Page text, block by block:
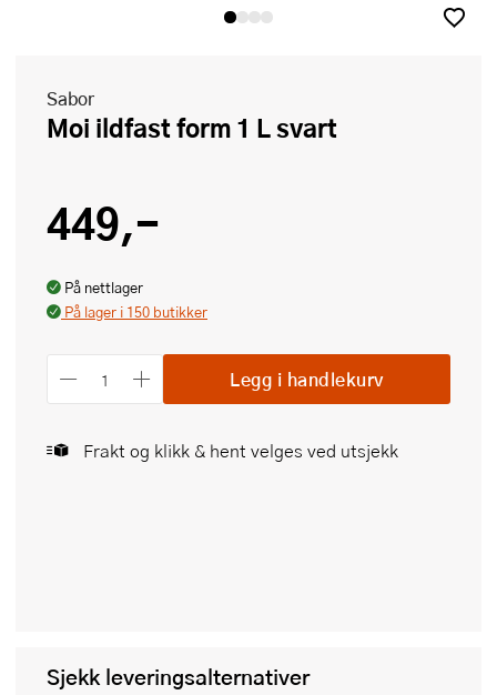
Sabor
Moi ildfast form 1 L svart
449,-
På nettlager
På lager i 150 butikker
Legg i handlekurv
Frakt og klikk & hent velges ved utsjekk
Sjekk leveringsalternativer